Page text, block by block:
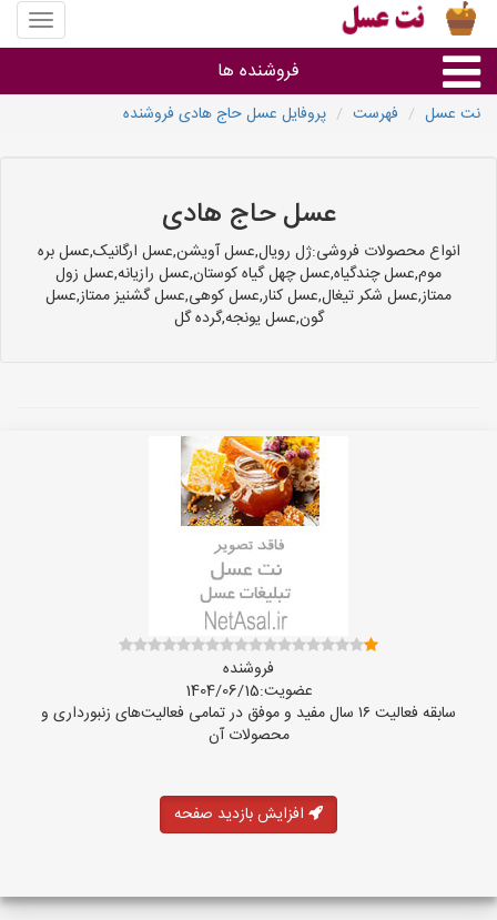
منوی
سایت
عسل
فروشنده ها
استان ها
نت عسل فهرست پروفایل عسل حاج هادی فروشنده
عسل حاج هادی
انواع محصولات فروشی:ژل رویال,عسل آویشن,عسل ارگانیک,عسل بره
موم,عسل چندگیاه,عسل چهل گیاه کوستان,عسل رازیانه,عسل زول
ممتاز,عسل شکر تیغال,عسل کنار,عسل کوهی,عسل گشنیز ممتاز,عسل
گون,عسل یونجه,گرده گل
فروشنده
عضویت:1404/06/15
سابقه فعالیت ۱۶ سال مفید و موفق در تمامی فعالیت‌های زنبورداری و
محصولات آن
افزایش بازدید صفحه